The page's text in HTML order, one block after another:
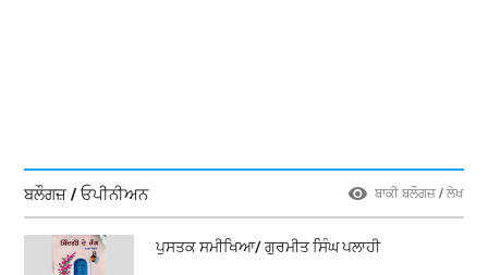
ਬਲੌਗਜ਼ / ਓਪੀਨੀਅਨ ਬਾਕੀ ਬਲੌਗਜ਼ / ਲੇਖ
ਪੁਸਤਕ ਸਮੀਖਿਆ/ ਗੁਰਮੀਤ ਸਿੰਘ ਪਲਾਹੀ